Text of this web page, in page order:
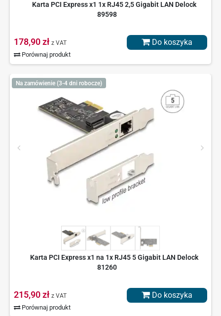
Karta PCI Express x1 1x RJ45 2,5 Gigabit LAN Delock
89598
178,90 zł z VAT
Porównaj produkt
Do koszyka
Na zamówienie (3-4 dni robocze)
Karta PCI Express x1 na 1x RJ45 5 Gigabit LAN Delock
81260
215,90 zł z VAT
Porównaj produkt
Do koszyka